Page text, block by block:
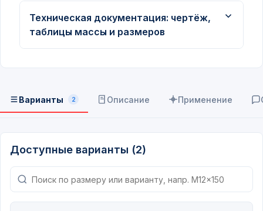
Техническая документация: чертёж,
таблицы массы и размеров
Варианты 2 Описание Применение
Доступные варианты (2)